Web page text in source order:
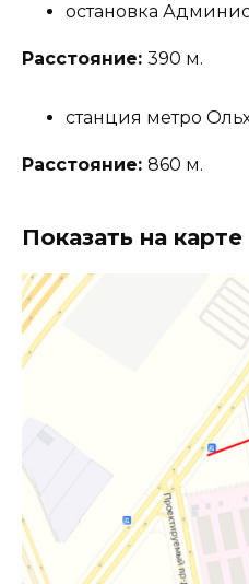
остановка
Расстояние: 390 м.
станция метро
Расстояние: 860 м.
Показать на карте